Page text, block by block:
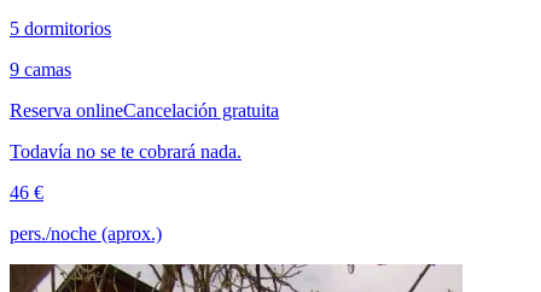
5 dormitorios
9 camas
Reserva onlineCancelación gratuita
Todavía no se te cobrará nada.
46 €
pers./noche (aprox.)